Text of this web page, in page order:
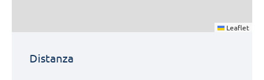
Leaflet
Distanza